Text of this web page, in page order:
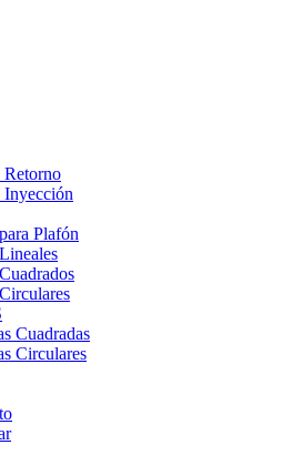
Retorno
Inyección
Plafón
Cuadradas
Circulares